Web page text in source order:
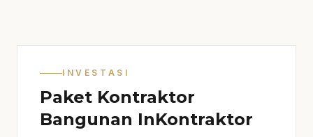
INVESTASI
Paket Kontraktor
Bangunan InKontraktor